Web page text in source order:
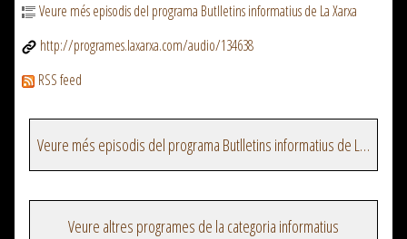
Veure més episodis del programa Butlletins informatius de La Xarxa
http://programes.laxarxa.com/audio/134638
RSS feed
Veure més episodis del programa Butlletins informatius de La Xarxa
Veure altres programes de la categoria informatius